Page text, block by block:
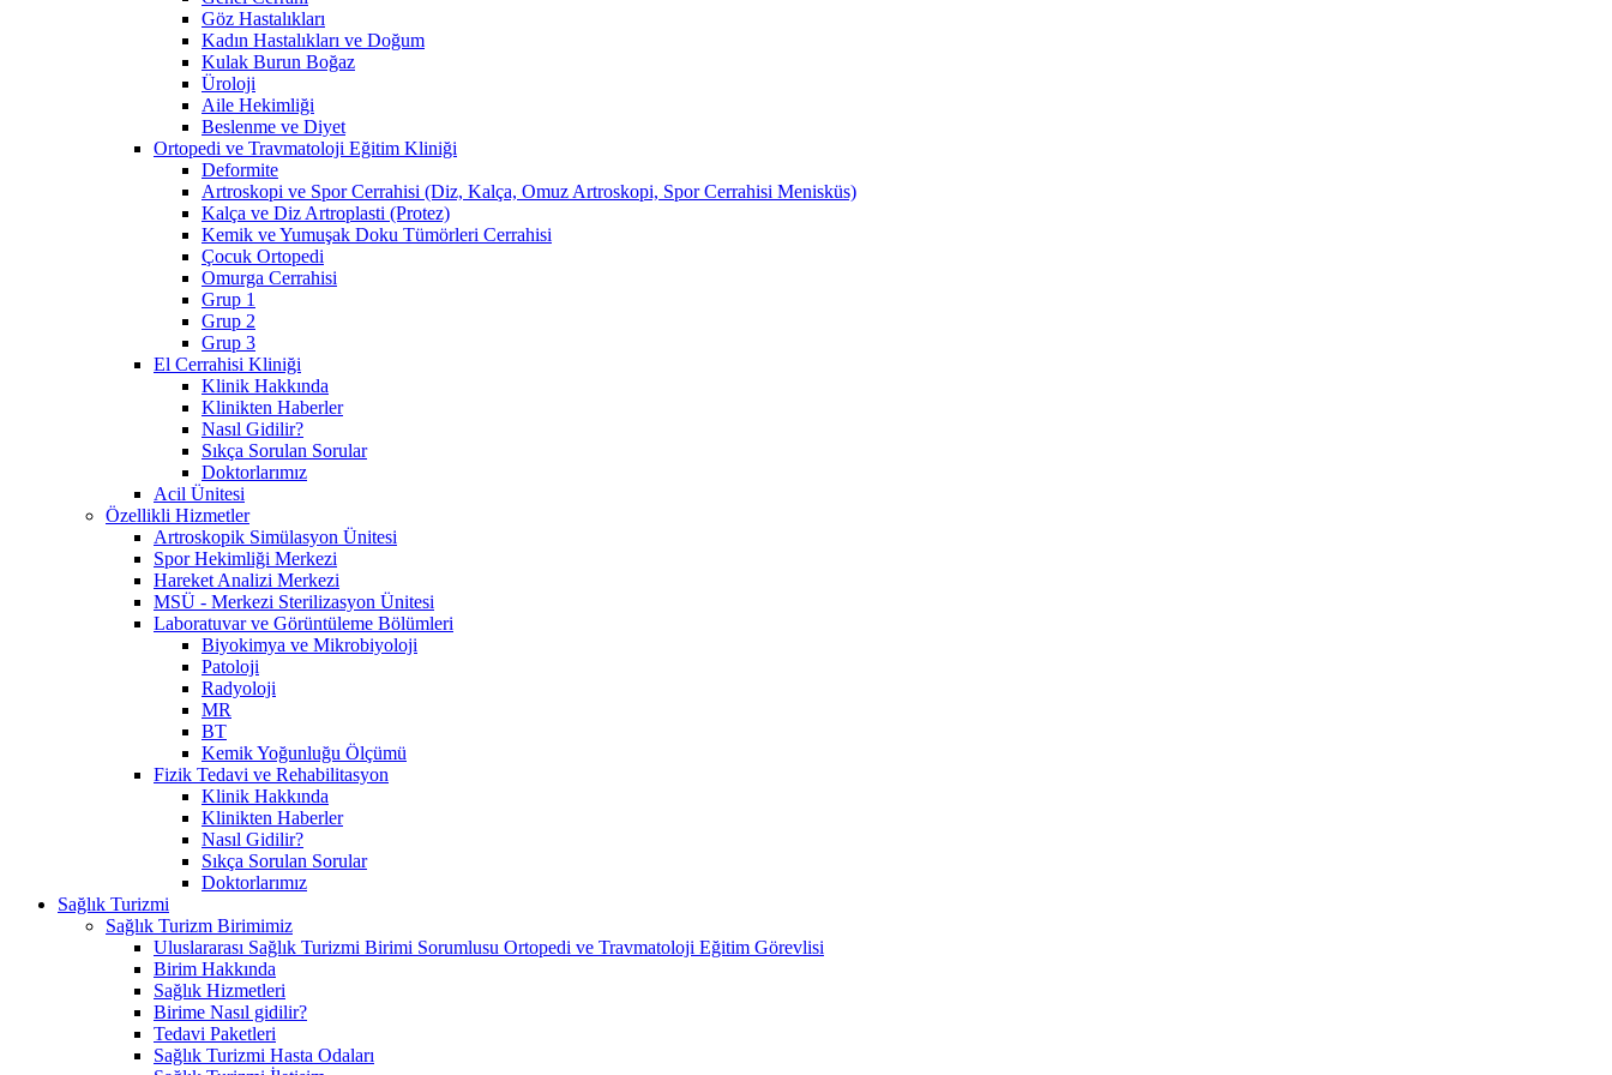
Göz Hastalıkları
Kadın Hastalıkları ve Doğum
Kulak Burun Boğaz
Üroloji
Aile Hekimliği
Beslenme ve Diyet
Ortopedi ve Travmatoloji Eğitim Kliniği
Deformite
Artroskopi ve Spor Cerrahisi (Diz, Kalça, Omuz Artroskopi, Spor Cerrahisi Menisküs)
Kalça ve Diz Artroplasti (Protez)
Kemik ve Yumuşak Doku Tümörleri Cerrahisi
Çocuk Ortopedi
Omurga Cerrahisi
Grup 1
Grup 2
Grup 3
El Cerrahisi Kliniği
Klinik Hakkında
Klinikten Haberler
Nasıl Gidilir?
Sıkça Sorulan Sorular
Doktorlarımız
Acil Ünitesi
Özellikli Hizmetler
Artroskopik Simülasyon Ünitesi
Spor Hekimliği Merkezi
Hareket Analizi Merkezi
MSÜ - Merkezi Sterilizasyon Ünitesi
Laboratuvar ve Görüntüleme Bölümleri
Biyokimya ve Mikrobiyoloji
Patoloji
Radyoloji
MR
BT
Kemik Yoğunluğu Ölçümü
Fizik Tedavi ve Rehabilitasyon
Klinik Hakkında
Klinikten Haberler
Nasıl Gidilir?
Sıkça Sorulan Sorular
Doktorlarımız
Sağlık Turizmi
Sağlık Turizm Birimimiz
Uluslararası Sağlık Turizmi Birimi Sorumlusu Ortopedi ve Travmatoloji Eğitim Görevlisi
Birim Hakkında
Sağlık Hizmetleri
Birime Nasıl gidilir?
Tedavi Paketleri
Sağlık Turizmi Hasta Odaları